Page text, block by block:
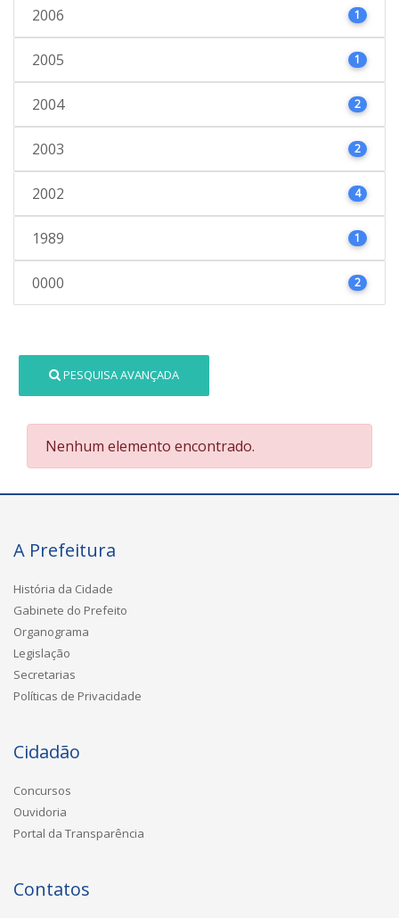
2006 1
2005 1
2004 2
2003 2
2002 4
1989 1
0000 2
PESQUISA AVANÇADA
Nenhum elemento encontrado.
A Prefeitura
História da Cidade
Gabinete do Prefeito
Organograma
Legislação
Secretarias
Políticas de Privacidade
Cidadão
Concursos
Ouvidoria
Portal da Transparência
Contatos